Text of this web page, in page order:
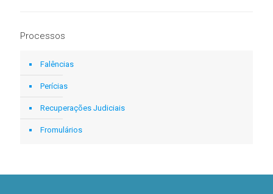
Processos
Falências
Perícias
Recuperações Judiciais
Fromulários